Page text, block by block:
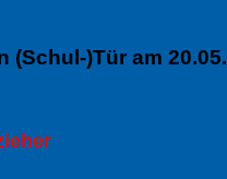
(Schul-)Tür am